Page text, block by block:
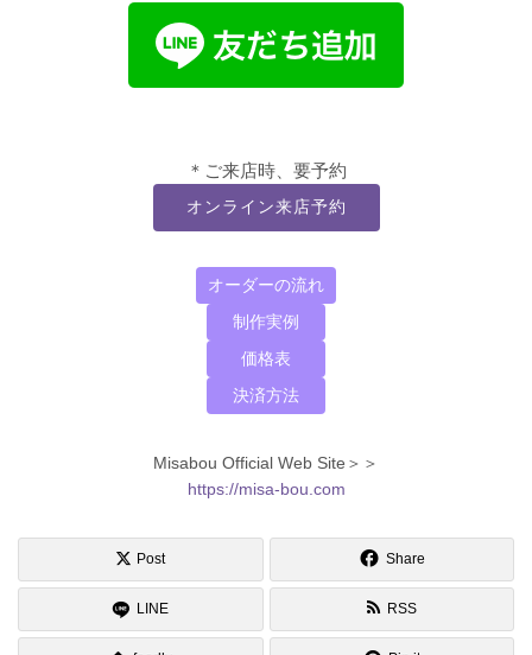
＊ご来店時、要予約
オンライン来店予約
オーダーの流れ
制作実例
価格表
決済方法
Misabou Official Web Site＞＞
https://misa-bou.com
Post Share
LINE RSS